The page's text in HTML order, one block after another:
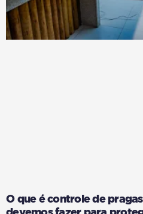
O que é controle de